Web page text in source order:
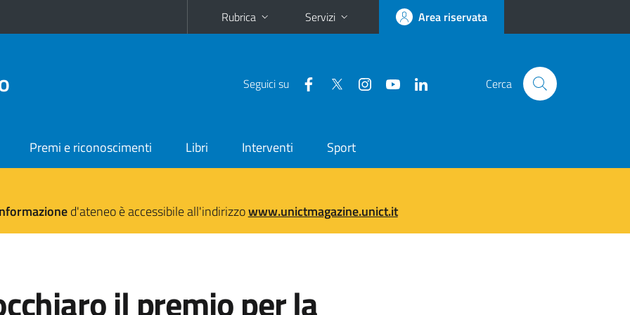
Rubrica Servizi Area riservata
Seguici su Cerca
Premi e riconoscimenti Libri Interventi Sport
d'ateneo è accessibile all'indirizzowww.unictmagazine.unict.it
il premio per la